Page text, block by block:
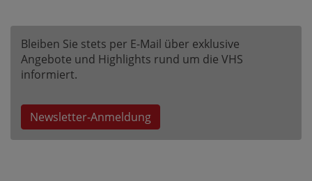
Bleiben Sie stets per E-Mail über exklusive
Angebote und Highlights rund um die VHS
informiert.
Newsletter-Anmeldung